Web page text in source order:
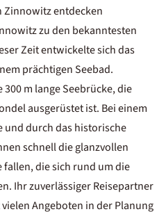
Zinnowitz entdecken
zu den bekanntesten
Zeit entwickelte sich das
prächtigen Seebad.
300 m langeSeebrücke, die
ausgerüstet ist. Bei einem
und durch das historische
schnell dieglanzvollen
fallen, die sich rund um die
Ihr zuverlässiger Reisepartner
Angeboten in der Planung